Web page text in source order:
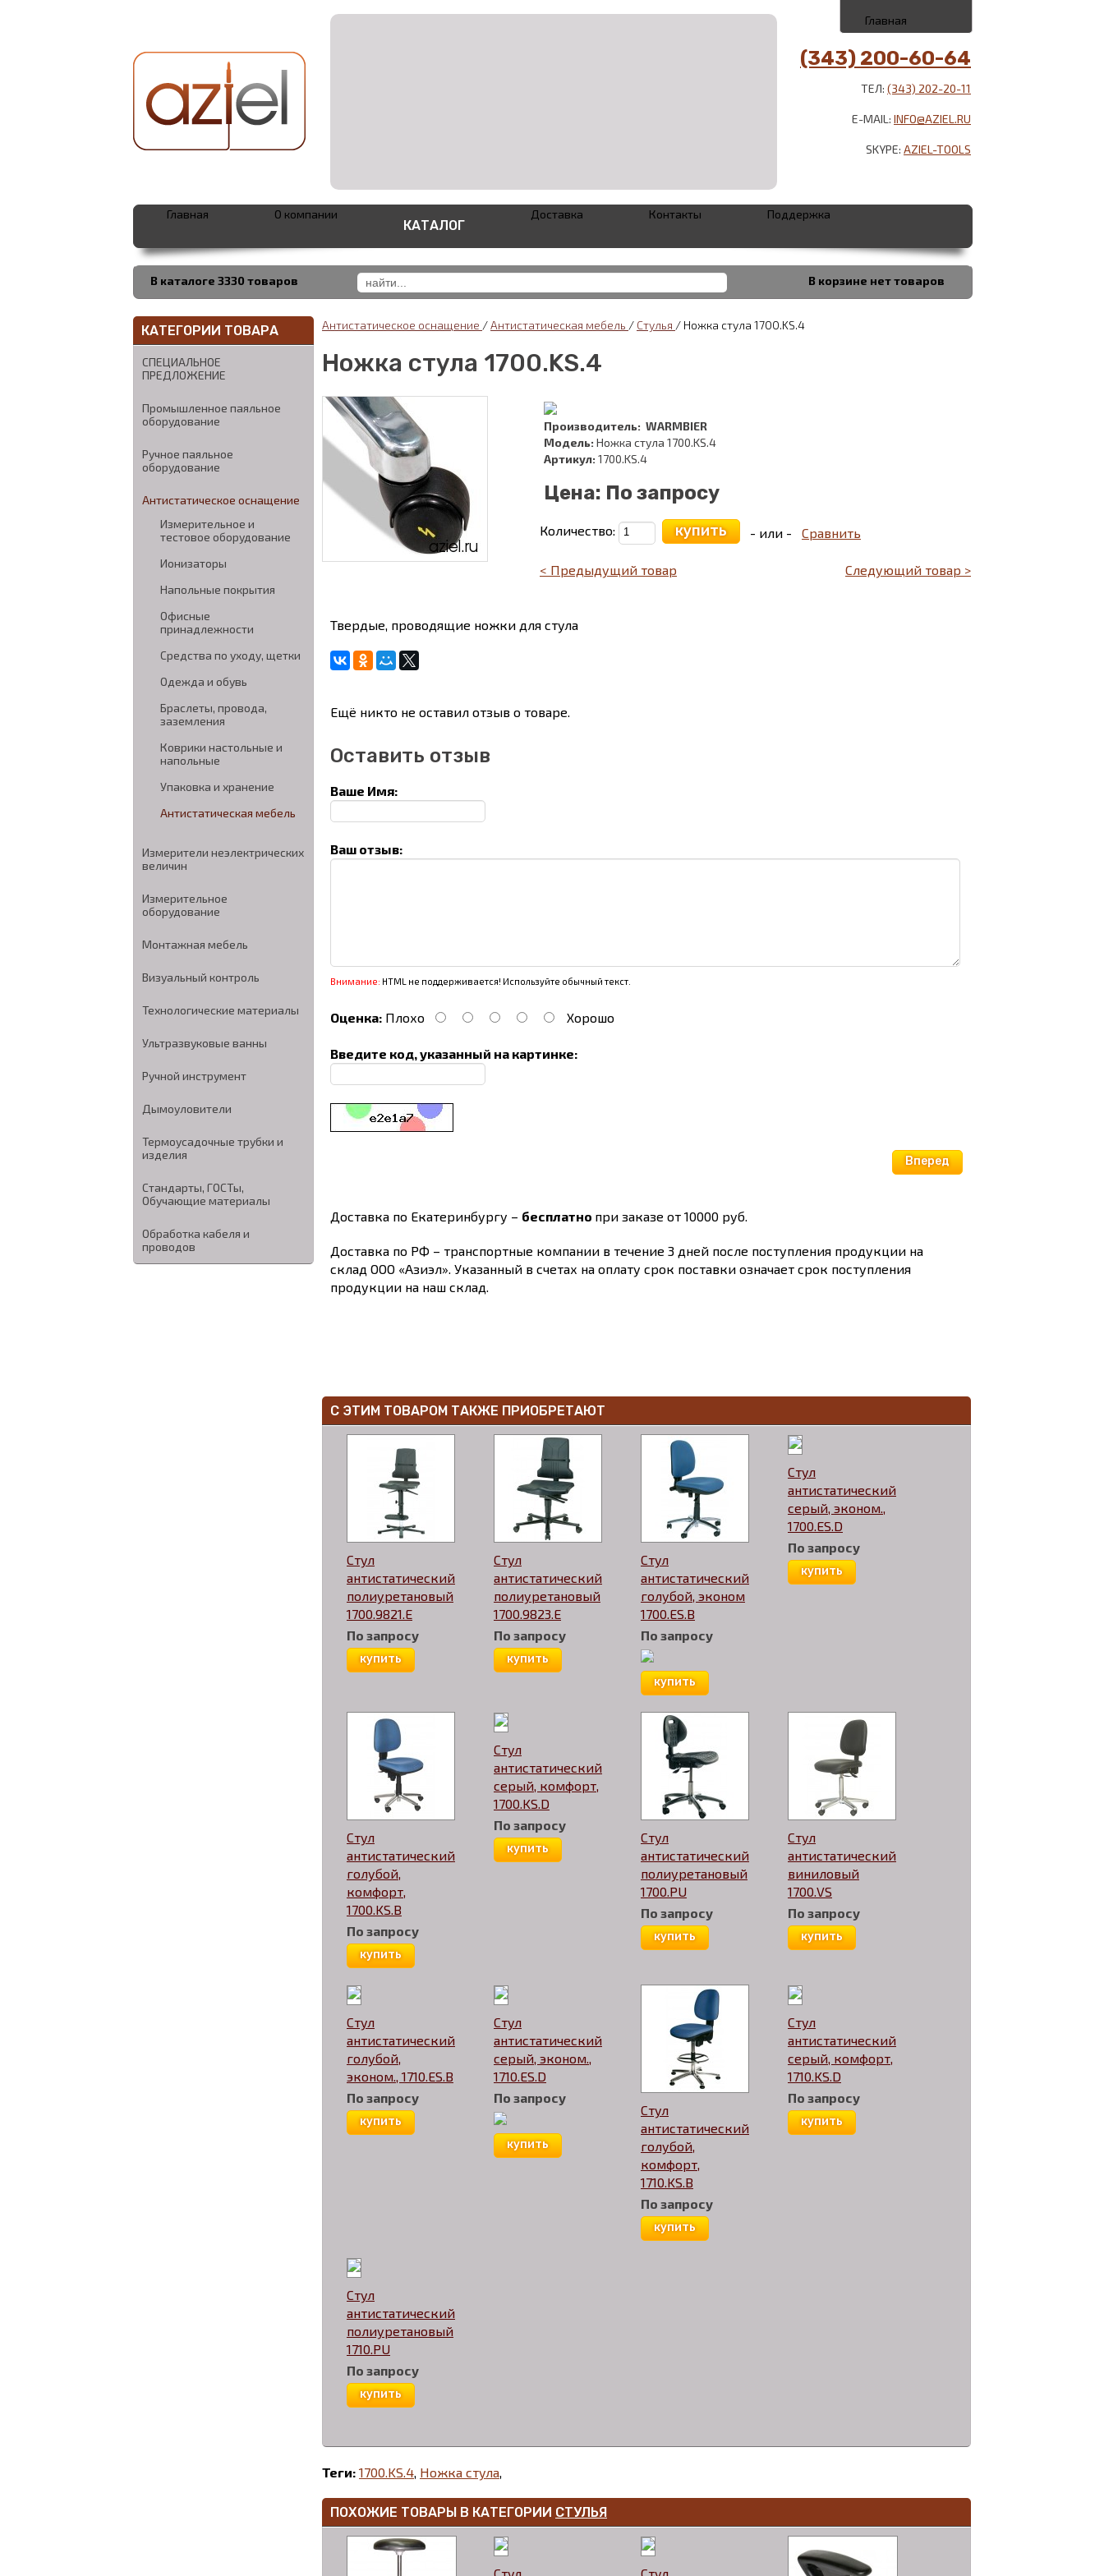
Главная
(343) 200-60-64
ТЕЛ: (343) 202-20-11
E-MAIL: INFO@AZIEL.RU
SKYPE: AZIEL-TOOLS
В каталоге 3330 товаров В корзине нет товаров
Главная О компании
КАТАЛОГ
Доставка Контакты Поддержка
КАТЕГОРИИ ТОВАРА
СПЕЦИАЛЬНОЕ
ПРЕДЛОЖЕНИЕ
Промышленное паяльное
оборудование
Ручное паяльное
оборудование
Антистатическое оснащение
Измерительное и
тестовое оборудование
Ионизаторы
Напольные покрытия
Офисные
принадлежности
Средства по уходу, щетки
Одежда и обувь
Браслеты, провода,
заземления
Коврики настольные и
напольные
Упаковка и хранение
Антистатическая мебель
Измерители неэлектрических
величин
Измерительное
оборудование
Монтажная мебель
Визуальный контроль
Технологические материалы
Ультразвуковые ванны
Ручной инструмент
Дымоуловители
Термоусадочные трубки и
изделия
Стандарты, ГОСТы,
Обучающие материалы
Обработка кабеля и
проводов
Антистатическое оснащение /Антистатическая мебель / Стулья / Ножка стула 1700.KS.4
Ножка стула 1700.KS.4
Производитель: WARMBIER
Модель: Ножка стула 1700.KS.4
Артикул: 1700.KS.4
Цена: По запросу
Количество: купить - или - Сравнить
< Предыдущий товар Следующий товар >
Твердые, проводящие ножки для стула
Ещё никто не оставил отзыв о товаре.
Оставить отзыв
Ваше Имя:
Ваш отзыв:
Внимание: HTML не поддерживается! Используйте обычный текст.
Оценка: Плохо Хорошо
Введите код, указанный на картинке:
Вперед
Доставка по Екатеринбургу – бесплатно при заказе от 10000 руб.
Доставка по РФ – транспортные компании в течение 3 дней после поступления продукции на
склад ООО «Азиэл». Указанный в счетах на оплату срок поставки означает срок поступления
продукции на наш склад.
С ЭТИМ ТОВАРОМ ТАКЖЕ ПРИОБРЕТАЮТ
Стул
антистатический
полиуретановый
1700.9821.E
По запросу
купить
Стул
антистатический
полиуретановый
1700.9823.E
По запросу
купить
Стул
антистатический
голубой, эконом
1700.ES.B
По запросу
купить
Стул
антистатический
серый, эконом.,
1700.ES.D
По запросу
купить
Стул
антистатический
голубой,
комфорт,
1700.KS.B
По запросу
купить
Стул
антистатический
серый, комфорт,
1700.KS.D
По запросу
купить
Стул
антистатический
полиуретановый
1700.PU
По запросу
купить
Стул
антистатический
виниловый
1700.VS
По запросу
купить
Стул
антистатический
голубой,
эконом., 1710.ES.B
По запросу
купить
Стул
антистатический
серый, эконом.,
1710.ES.D
По запросу
купить
Стул
антистатический
голубой,
комфорт,
1710.KS.B
По запросу
купить
Стул
антистатический
серый, комфорт,
1710.KS.D
По запросу
купить
Стул
антистатический
полиуретановый
1710.PU
По запросу
купить
Теги: 1700.KS.4 Ножка стула
ПОХОЖИЕ ТОВАРЫ В КАТЕГОРИИ СТУЛЬЯ